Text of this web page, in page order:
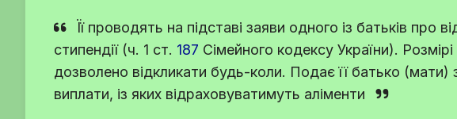
Її проводять на підставі заяви одного із батьків про
стипендії (ч. 1 ст. 187 Сімейного кодексу України).
дозволено відкликати будь-коли. Подає її батько
виплати, із яких відраховуватимуть аліменти